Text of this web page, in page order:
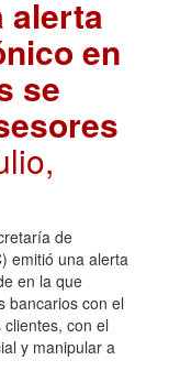
alerta
en
se
de
emitió una alerta
en la que
bancarios con el
con el
y manipular a